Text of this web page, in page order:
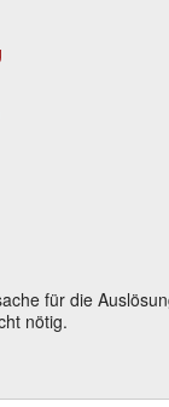
für die
nötig.